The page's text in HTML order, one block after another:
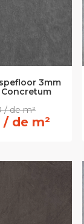
3mm
/ de m²
/ de m²